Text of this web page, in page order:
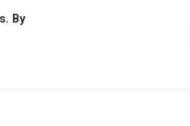
N
By